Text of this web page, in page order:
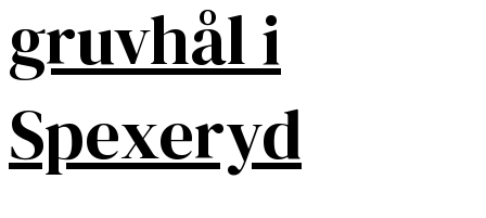
gruvhål i
Spexeryd